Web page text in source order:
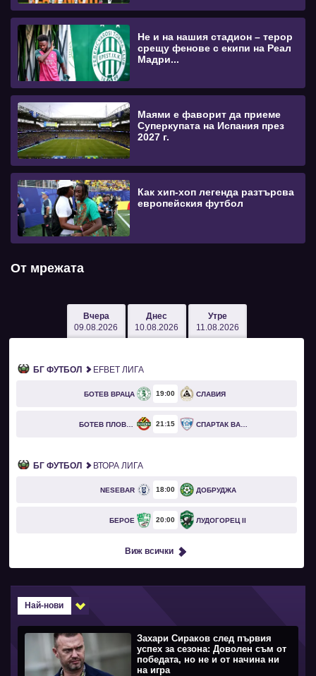
Не и на нашия стадион – терор
срещу фенове с екипи на Реал
Мадри...
Маями е фаворит да приеме
Суперкупата на Испания през
2027 г.
Как хип-хоп легенда разтърсва
европейския футбол
От мрежата
Вчера
09.08.2026
Днес
10.08.2026
Утре
11.08.2026
БГ ФУТБОЛ EFBET ЛИГА
БОТЕВ ВРАЦА 19 00 СЛАВИЯ
БОТЕВ ПЛОВДИВ 21 15 СПАРТАК ВАРНА
БГ ФУТБОЛ ВТОРА ЛИГА
NESEBAR 18 00 ДОБРУДЖА
БЕРОЕ 20 00 ЛУДОГОРЕЦ II
Виж всички
Най-нови
Захари Сираков след първия
успех за сезона: Доволен съм от
победата, но не и от начина ни
на игра